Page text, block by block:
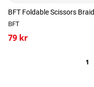
BFT Foldable Scissors Braid
BFT
79 kr
1